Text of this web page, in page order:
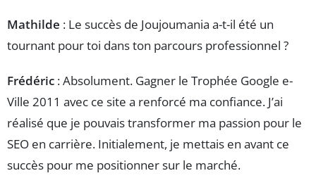
Mathilde : Le succès de Joujoumania a-t-il été un
tournant pour toi dans ton parcours professionnel ?
Frédéric : Absolument. Gagner le Trophée Google e-
Ville 2011 avec ce site a renforcé ma confiance. J’ai
réalisé que je pouvais transformer ma passion pour le
SEO en carrière. Initialement, je mettais en avant ce
succès pour me positionner sur le marché.